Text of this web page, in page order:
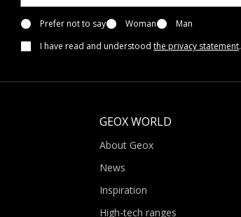
Prefer not to say Woman
Man
I have read and understood the privacy statement.
GEOX WORLD
About Geox
News
Inspiration
High-tech ranges